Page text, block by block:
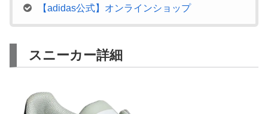
【adidas公式】オンラインショップ
スニーカー詳細